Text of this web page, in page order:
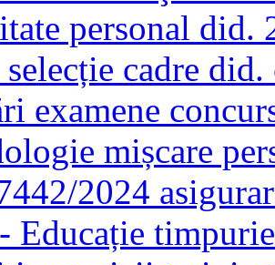
personal did.
cadre
examene
mișcare
2024
Educație